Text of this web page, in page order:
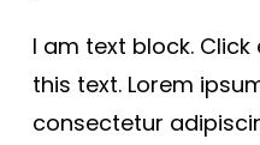
I am text block.
this text. Lorem
consectetur